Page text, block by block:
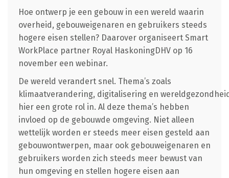
Hoe ontwerp je een gebouw in een wereld waarin
overheid, gebouweigenaren en gebruikers steeds
hogere eisen stellen? Daarover organiseert Smart
WorkPlace partner Royal HaskoningDHV op 16
november een webinar.
De wereld verandert snel. Thema’s zoals
klimaatverandering, digitalisering en
hier een grote rol in. Al deze thema’s hebben
invloed op de gebouwde omgeving. Niet alleen
wettelijk worden er steeds meer eisen gesteld aan
gebouwontwerpen, maar ook gebouweigenaren en
gebruikers worden zich steeds meer bewust van
hun omgeving en stellen hogere eisen aan